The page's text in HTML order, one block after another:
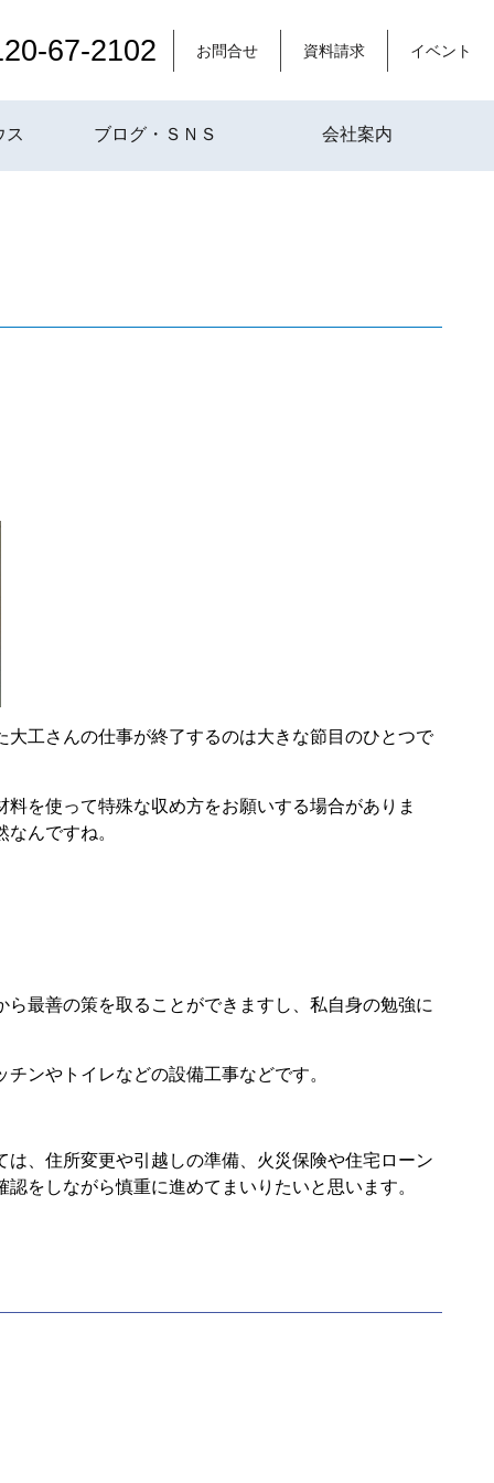
67-2102 お問合せ 資料請求 イベント
ス ブログ・ＳＮＳ 会社案内
工さんの仕事が終了するのは大きな節目のひとつで
を使って特殊な収め方をお願いする場合がありま
んですね。
最善の策を取ることができますし、私自身の勉強に
ンやトイレなどの設備工事などです。
、住所変更や引越しの準備、火災保険や住宅ローン
をしながら慎重に進めてまいりたいと思います。